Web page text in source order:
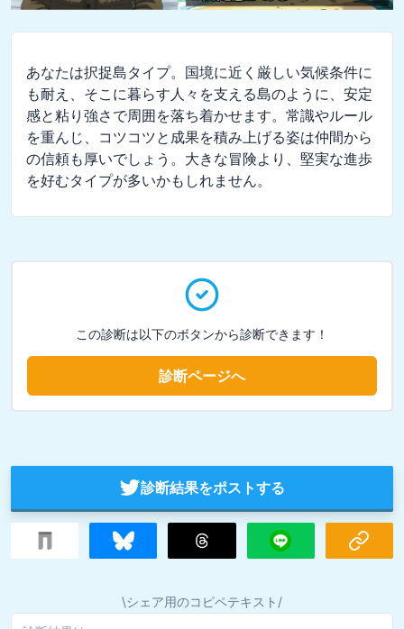
あなたは択捉島タイプ。国境に近く厳しい気候条件に
も耐え、そこに暮らす人々を支える島のように、安定
感と粘り強さで周囲を落ち着かせます。常識やルール
を重んじ、コツコツと成果を積み上げる姿は仲間から
の信頼も厚いでしょう。大きな冒険より、堅実な進歩
を好むタイプが多いかもしれません。
この診断は以下のボタンから診断できます！
診断ページへ
診断結果をポストする
\シェア用のコピペテキスト/